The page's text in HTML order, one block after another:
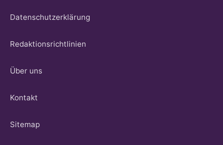
Datenschutzerklärung
Redaktionsrichtlinien
Über uns
Kontakt
Sitemap